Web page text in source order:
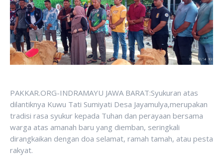
PAKKAR.ORG-INDRAMAYU JAWA BARAT:Syukuran atas
dilantiknya Kuwu Tati Sumiyati Desa Jayamulya,merupakan
tradisi rasa syukur kepada Tuhan dan perayaan bersama
warga atas amanah baru yang diemban, seringkali
dirangkaikan dengan doa selamat, ramah tamah, atau pesta
rakyat.